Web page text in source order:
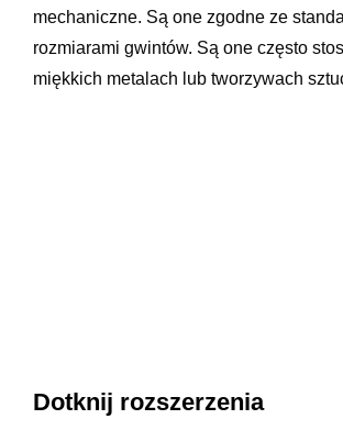
mechaniczne. Są one zgodne ze
rozmiarami gwintów. Są one często
miękkich metalach lub tworzywach
Dotknij rozszerzenia